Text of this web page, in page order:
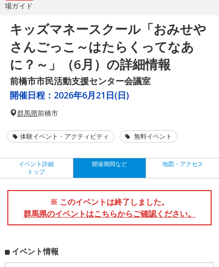
場ガイド
キッズマネースクール「おみせや
さんごっこ～はたらくってなあ
に？～」（6月）の詳細情報
前橋市市民活動支援センター会議室
開催日程： 2026年6月21日(日)
群馬県前橋市
体験イベント・アクティビティ 無料イベント
イベント詳細
トップ
開催期間など 地図・アクセス
※ このイベントは終了しました。
群馬県のイベントはこちらからご確認ください。
イベント情報